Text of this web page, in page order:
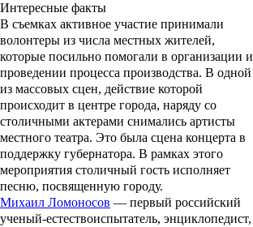
Интересные факты
В съемках активное участие принимали
волонтеры из числа местных жителей,
которые посильно помогали в организации и
проведении процесса производства. В одной
из массовых сцен, действие которой
происходит в центре города, наряду со
столичными актерами снимались артисты
местного театра. Это была сцена концерта в
поддержку губернатора. В рамках этого
мероприятия столичный гость исполняет
песню, посвященную городу.
Михаил Ломоносов — первый российский
ученый-естествоиспытатель, энциклопедист,